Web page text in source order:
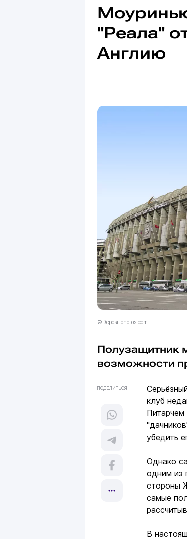
"Реала"
Англию
©Depositphotos.com
Полузащитник
возможности
ПОДЕЛИТЬСЯ
клуб
убедить
Однако
одним из
стороны
самые
В